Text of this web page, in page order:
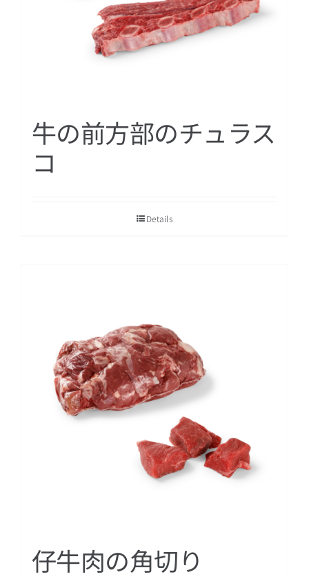
牛の前方部のチュラス
コ
Details
仔牛肉の角切り